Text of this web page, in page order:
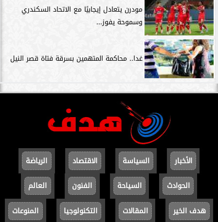
مودرن يتعادل إيجابيًا مع الاتحاد السكندري
وسموحة يفوز...
غدا.. محاكمة المتهمين بسرقة فتاة قصر النيل
الأخبار السياسة الاقتصاد
الرياضة
الحوادث
السياحة الفنون
العالم
هدف الخير
المقالات التكنولوجيا
المنوعات